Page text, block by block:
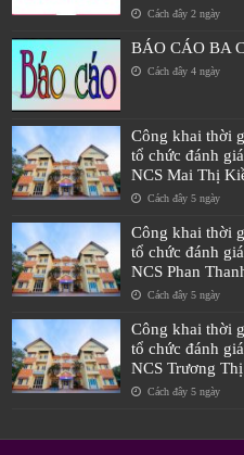
Cách đây 2 ngày
BÁO CÁO BA
Cách đây 4 ngày
Công khai thời
tổ chức đánh
NCS Mai Thị
Cách đây 5 ngày
Công khai thời
tổ chức đánh
NCS Phan
Cách đây 5 ngày
Công khai thời
tổ chức đánh
NCS Trương
Cách đây 5 ngày